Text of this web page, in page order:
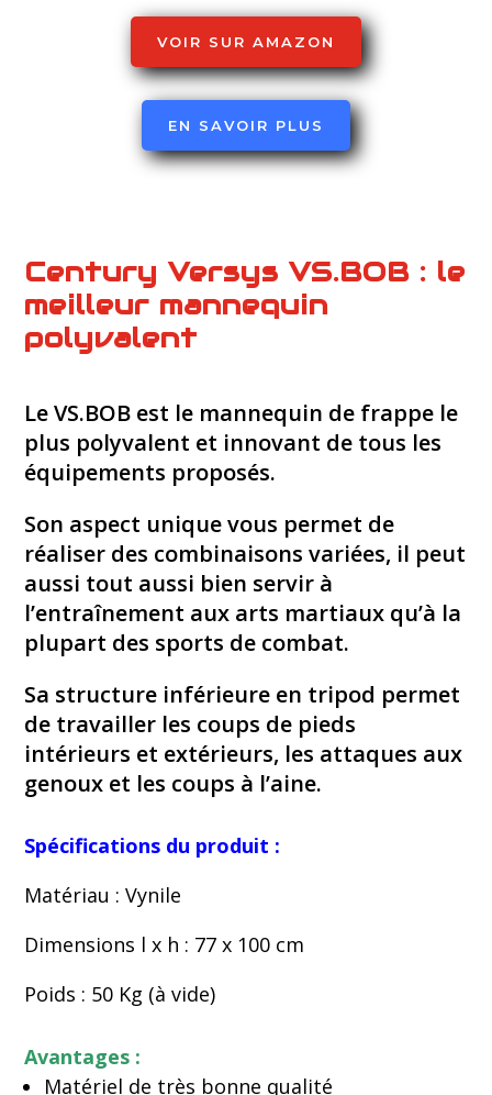
VOIR SUR AMAZON
EN SAVOIR PLUS
Century Versys VS.BOB : le
meilleur mannequin
polyvalent
Le VS.BOB est le mannequin de frappe le
plus polyvalent et innovant de tous les
équipements proposés.
Son aspect unique vous permet de
réaliser des combinaisons variées, il peut
aussi tout aussi bien servir à
l’entraînement aux arts martiaux qu’à la
plupart des sports de combat.
Sa structure inférieure en tripod permet
de travailler les coups de pieds
intérieurs et extérieurs, les attaques aux
genoux et les coups à l’aine.
Spécifications du produit :
Matériau : Vynile
Dimensions l x h : 77 x 100 cm
Poids : 50 Kg (à vide)
Avantages :
Matériel de très bonne qualité